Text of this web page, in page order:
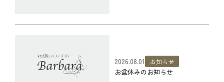
2026.08.01 お知らせ
お盆休みのお知らせ